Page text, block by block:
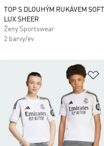
TOP S DLOUHÝM RUKÁVEM SOFT
LUX SHEER
Ženy Sportswear
2 barvy/ev